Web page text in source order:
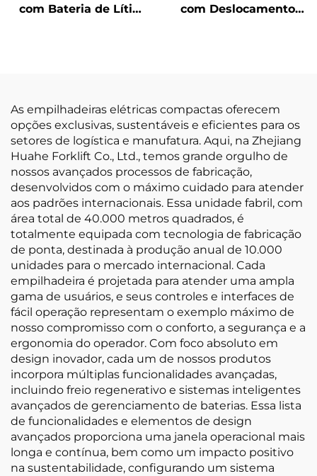
com Bateria de Lítio
com Deslocamento
As empilhadeiras elétricas compactas oferecem
opções exclusivas, sustentáveis e eficientes para os
setores de logística e manufatura. Aqui, na Zhejiang
Huahe Forklift Co., Ltd., temos grande orgulho de
nossos avançados processos de fabricação,
desenvolvidos com o máximo cuidado para atender
aos padrões internacionais. Essa unidade fabril, com
área total de 40.000 metros quadrados, é
totalmente equipada com tecnologia de fabricação
de ponta, destinada à produção anual de 10.000
unidades para o mercado internacional. Cada
empilhadeira é projetada para atender uma ampla
gama de usuários, e seus controles e interfaces de
fácil operação representam o exemplo máximo de
nosso compromisso com o conforto, a segurança e a
ergonomia do operador. Com foco absoluto em
design inovador, cada um de nossos produtos
incorpora múltiplas funcionalidades avançadas,
incluindo freio regenerativo e sistemas inteligentes
avançados de gerenciamento de baterias. Essa lista
de funcionalidades e elementos de design
avançados proporciona uma janela operacional mais
longa e contínua, bem como um impacto positivo
na sustentabilidade, configurando um sistema